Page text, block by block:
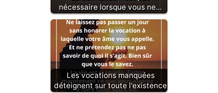
nécessaire lorsque vous ne…
Les vocations manquées
déteignent sur toute l'existence